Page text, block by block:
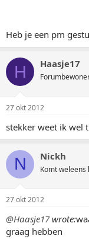
Heb je een pm
H Haasje17
27 okt 2012
stekker weet ik wel
N Nickh
Komt weleens
27 okt 2012
@Haasje17wrote:
graag hebben